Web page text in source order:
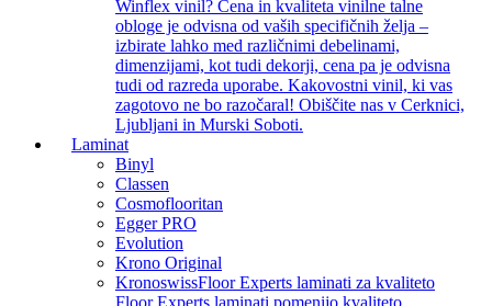
Winflex vinil? Cena in kvaliteta vinilne talne
obloge je odvisna od vaših specifičnih želja –
izbirate lahko med različnimi debelinami,
dimenzijami, kot tudi dekorji, cena pa je odvisna
tudi od razreda uporabe. Kakovostni vinil, ki vas
zagotovo ne bo razočaral! Obiščite nas v Cerknici,
Ljubljani in Murski Soboti.
Laminat
Binyl
Classen
Cosmoflooritan
Egger PRO
Evolution
Krono Original
KronoswissFloor Experts laminati za kvaliteto
Floor Experts laminati pomenijo kvaliteto